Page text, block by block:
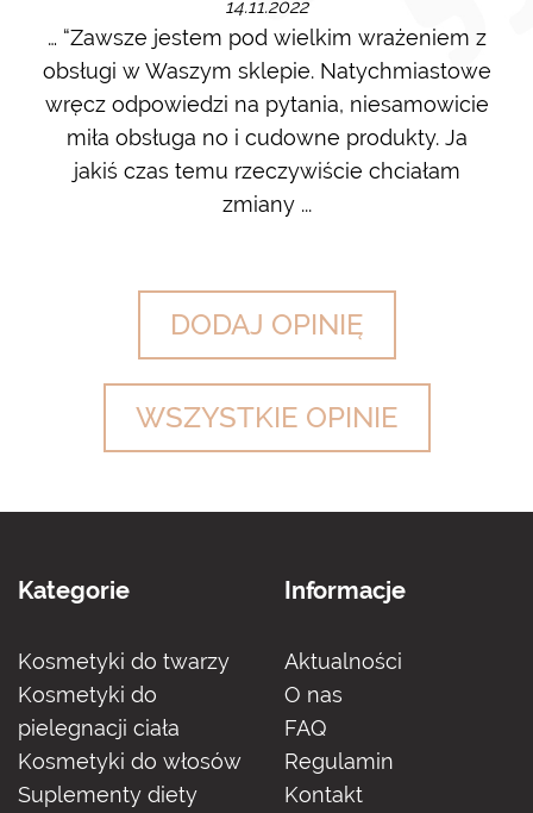
14.11.2022
… “Zawsze jestem pod wielkim wrażeniem z
obsługi w Waszym sklepie. Natychmiastowe
wręcz odpowiedzi na pytania, niesamowicie
miła obsługa no i cudowne produkty. Ja
jakiś czas temu rzeczywiście chciałam
zmiany ...
DODAJ OPINIĘ
WSZYSTKIE OPINIE
Kategorie
Kosmetyki do twarzy
Kosmetyki do
pielegnacji ciała
Kosmetyki do włosów
Suplementy diety
Informacje
Aktualności
O nas
FAQ
Regulamin
Kontakt